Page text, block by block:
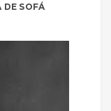
DE SOFÁ